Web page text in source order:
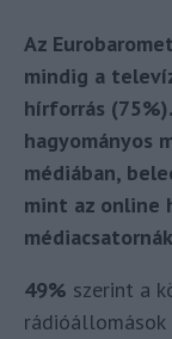
Az
mindig a
hírforrás
hagyományos
médiában,
mint az online
49% szerint a
rádióállomások